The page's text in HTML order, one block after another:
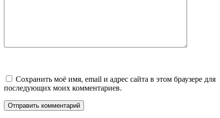
Сохранить моё имя, email и адрес сайта в этом браузере для
последующих моих комментариев.